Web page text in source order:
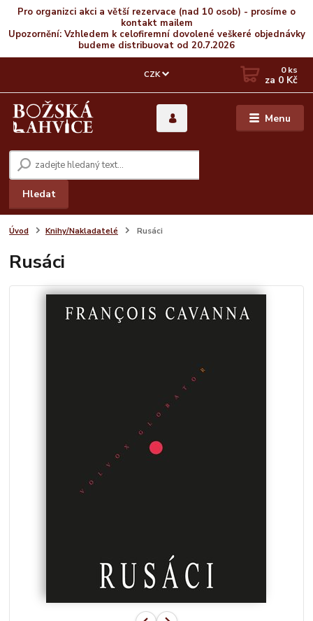
Pro organizci akci a větší rezervace (nad 10 osob) - prosíme o
kontakt mailem
Upozornění: Vzhledem k celofiremní dovolené veškeré objednávky
budeme distribuovat od 20.7.2026
Menu
CZK
Hledat
0ks
za 0 Kč
Úvod Knihy/Nakladatelé Rusáci
Rusáci